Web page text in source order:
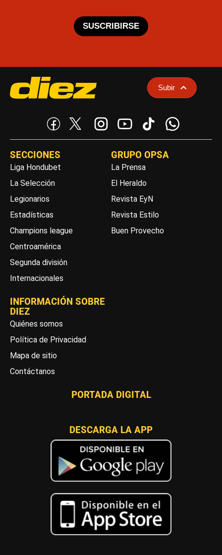
SUSCRIBIRSE
Subir
SECCIONES
Liga Hondubet
La Selección
Legionarios
Estadísticas
Champions league
Centroamérica
Segunda división
Internacionales
GRUPO OPSA
La Prensa
El Heraldo
Revista EyN
Revista Estilo
Buen Provecho
INFORMACIÓN SOBRE
DIEZ
Quiénes somos
Política de Privacidad
Mapa de sitio
Contáctanos
PORTADA DIGITAL
DESCARGA LA APP